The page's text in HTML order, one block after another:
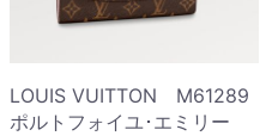
LOUIS VUITTON M61289
ポルトフォイユ･エミリー